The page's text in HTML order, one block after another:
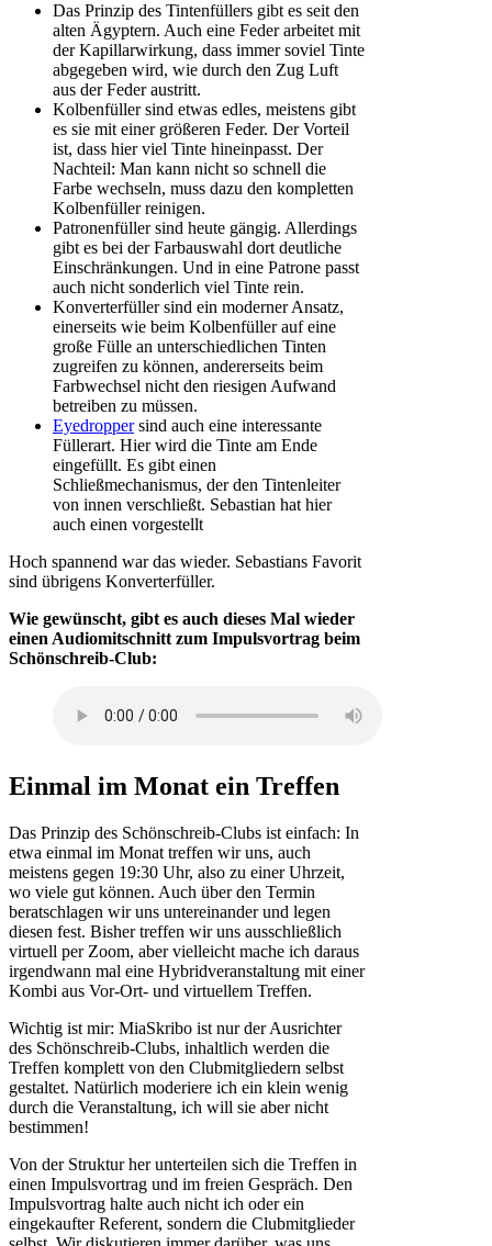
Das Prinzip des Tintenfüllers gibt es seit den
alten Ägyptern. Auch eine Feder arbeitet mit
der Kapillarwirkung, dass immer soviel Tinte
abgegeben wird, wie durch den Zug Luft
aus der Feder austritt.
Kolbenfüller sind etwas edles, meistens gibt
es sie mit einer größeren Feder. Der Vorteil
ist, dass hier viel Tinte hineinpasst. Der
Nachteil: Man kann nicht so schnell die
Farbe wechseln, muss dazu den kompletten
Kolbenfüller reinigen.
Patronenfüller sind heute gängig. Allerdings
gibt es bei der Farbauswahl dort deutliche
Einschränkungen. Und in eine Patrone passt
auch nicht sonderlich viel Tinte rein.
Konverterfüller sind ein moderner Ansatz,
einerseits wie beim Kolbenfüller auf eine
große Fülle an unterschiedlichen Tinten
zugreifen zu können, andererseits beim
Farbwechsel nicht den riesigen Aufwand
betreiben zu müssen.
Eyedroppersind auch eine interessante
Füllerart. Hier wird die Tinte am Ende
eingefüllt. Es gibt einen
Schließmechanismus, der den Tintenleiter
von innen verschließt. Sebastian hat hier
auch einen vorgestellt
Hoch spannend war das wieder. Sebastians Favorit
sind übrigens Konverterfüller.
Wie gewünscht, gibt es auch dieses Mal wieder
einen Audiomitschnitt zum Impulsvortrag beim
Schönschreib-Club:
Einmal im Monat ein Treffen
Das Prinzip des Schönschreib-Clubs ist einfach: In
etwa einmal im Monat treffen wir uns, auch
meistens gegen 19:30 Uhr, also zu einer Uhrzeit,
wo viele gut können. Auch über den Termin
beratschlagen wir uns untereinander und legen
diesen fest. Bisher treffen wir uns ausschließlich
virtuell per Zoom, aber vielleicht mache ich daraus
irgendwann mal eine Hybridveranstaltung mit einer
Kombi aus Vor-Ort- und virtuellem Treffen.
Wichtig ist mir: MiaSkribo ist nur der Ausrichter
des Schönschreib-Clubs, inhaltlich werden die
Treffen komplett von den Clubmitgliedern selbst
gestaltet. Natürlich moderiere ich ein klein wenig
durch die Veranstaltung, ich will sie aber nicht
bestimmen!
Von der Struktur her unterteilen sich die Treffen in
einen Impulsvortrag und im freien Gespräch. Den
Impulsvortrag halte auch nicht ich oder ein
eingekaufter Referent, sondern die Clubmitglieder